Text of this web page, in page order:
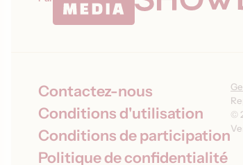
Contactez-nous
Conditions d'utilisation
Conditions de participation
Politique de confidentialité
©